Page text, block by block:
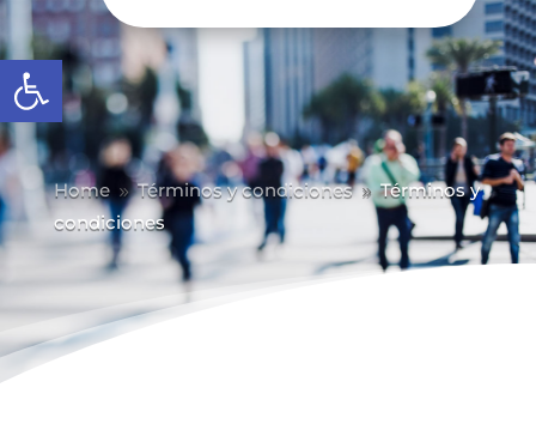
Abrir barra de herramientas
Home 9 Términos y condiciones 9 Términos y
condiciones